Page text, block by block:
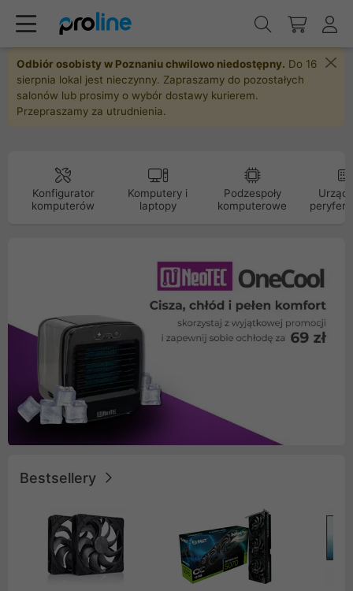
Odbiór osobisty w Poznaniu chwilowo niedostępny. Do 16
sierpnia lokal jest nieczynny. Zapraszamy do pozostałych
salonów lub prosimy o wybór dostawy kurierem.
Przepraszamy za utrudnienia.
Konfigurator
komputerów
Komputery i
laptopy
Podzespoły
komputerowe
Bestsellery